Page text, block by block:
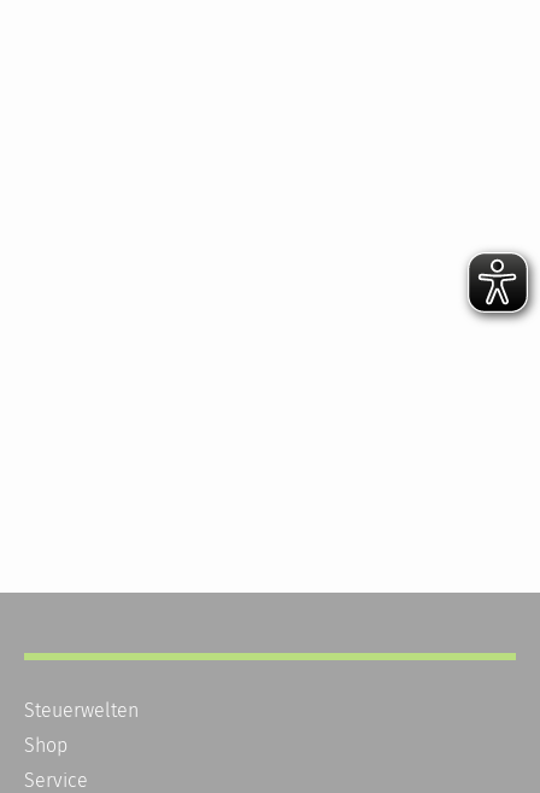
Steuerwelten
Shop
Service